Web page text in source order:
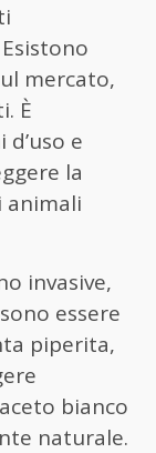
Esistono
mercato,
È
e
la
animali
invasive,
essere
piperita,
bianco
naturale.